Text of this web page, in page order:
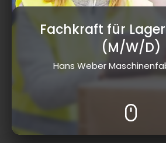
Fachkraft für
(M/W/D)
Hans Weber